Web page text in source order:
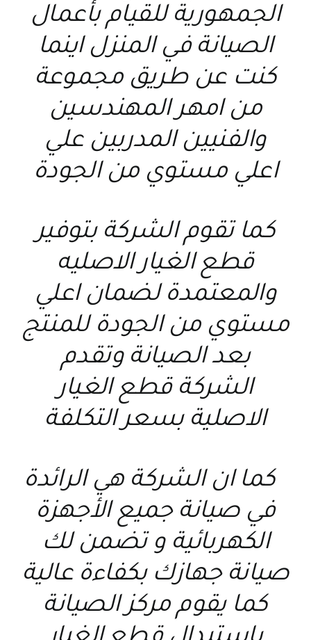
الجمهورية للقيام بأعمال
الصيانة في المنزل اينما
كنت عن طريق مجموعة
من امهر المهندسين
والفنيين المدربين علي
اعلي مستوي من الجودة
كما تقوم الشركة بتوفير
قطع الغيار الاصليه
والمعتمدة لضمان اعلي
مستوي من الجودة للمنتج
بعد الصيانة وتقدم
الشركة قطع الغيار
الاصلية بسعر التكلفة
كما ان الشركة هي الرائدة
في صيانة جميع الأجهزة
الكهربائية و تضمن لك
صيانة جهازك بكفاءة عالية
كما يقوم مركز الصيانة